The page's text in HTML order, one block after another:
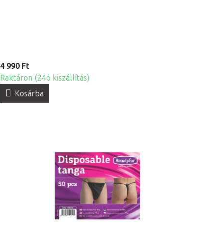
4 990 Ft
Raktáron (24ó kiszállítás)
Kosárba